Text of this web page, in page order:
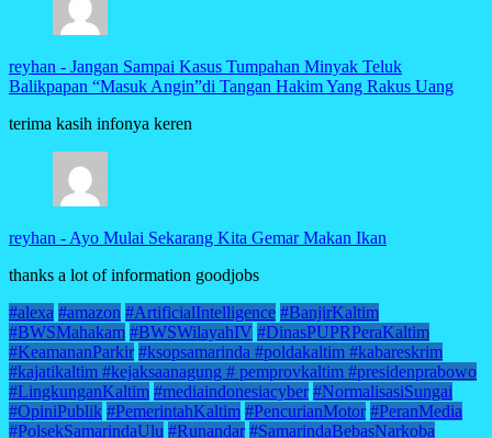
reyhan - Jangan Sampai Kasus Tumpahan Minyak Teluk
Balikpapan “Masuk Angin”di Tangan Hakim Yang Rakus Uang
terima kasih infonya keren
reyhan - Ayo Mulai Sekarang Kita Gemar Makan Ikan
thanks a lot of information goodjobs
#alexa #amazon #ArtificialIntelligence #BanjirKaltim
#BWSMahakam #BWSWilayahIV #DinasPUPRPeraKaltim
#KeamananParkir #ksopsamarinda #poldakaltim #kabareskrim
#kajatikaltim #kejaksaanagung # pemprovkaltim #presidenprabowo
#LingkunganKaltim #mediaindonesiacyber #NormalisasiSungai
#OpiniPublik #PemerintahKaltim #PencurianMotor #PeranMedia
#PolsekSamarindaUlu #Runandar #SamarindaBebasNarkoba